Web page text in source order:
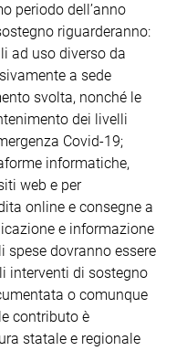
periodo dell’anno
riguarderanno:
ad uso diverso da
a sede
svolta, nonché le
dei livelli
Covid-19;
informatiche,
web e per
online e consegne a
e informazione
spese dovranno essere
interventi di sostegno
o comunque
contributo è
statale e regionale